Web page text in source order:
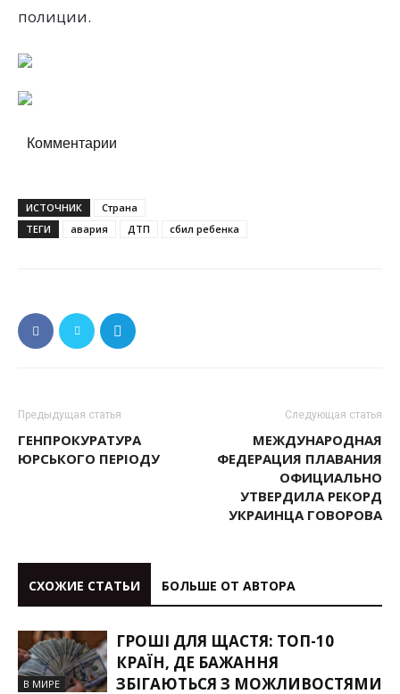
полиции.
Комментарии
ИСТОЧНИК
Страна
ТЕГИ
авария ДТП сбил ребенка
Предыдущая статья
ГЕНПРОКУРАТУРА
ЮРСЬКОГО ПЕРІОДУ
Следующая статья
МЕЖДУНАРОДНАЯ
ФЕДЕРАЦИЯ ПЛАВАНИЯ
ОФИЦИАЛЬНО
УТВЕРДИЛА РЕКОРД
УКРАИНЦА ГОВОРОВА
СХОЖИЕ СТАТЬИ БОЛЬШЕ ОТ АВТОРА
В МИРЕ
ГРОШІ ДЛЯ ЩАСТЯ: ТОП-10
КРАЇН, ДЕ БАЖАННЯ
ЗБІГАЮТЬСЯ З МОЖЛИВОСТЯМИ